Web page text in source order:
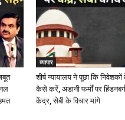
व्यापार
शीर्ष न्यायालय ने पूछा कि निवेशकों
कैसे करें, अडानी फर्मों पर हिंडनबर्ग
केंद्र, सेबी के विचार मांगे